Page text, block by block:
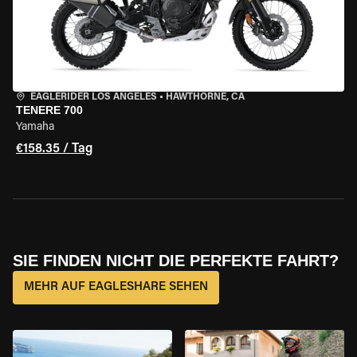
EAGLERIDER LOS ANGELES • HAWTHORNE, CA
TENERE 700
Yamaha
€158.35 / Tag
SIE FINDEN NICHT DIE PERFEKTE FAHRT?
MEHR AUF EAGLESHARE SEHEN